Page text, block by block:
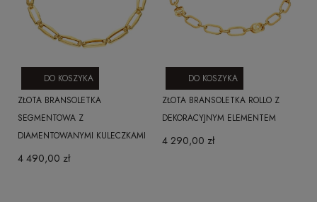
ZŁOTA BRANSOLETKA
SEGMENTOWA Z
DIAMENTOWANYMI KULECZKAMI
4 490,00 zł
DO KOSZYKA
ZŁOTA BRANSOLETKA ROLLO Z
DEKORACYJNYM ELEMENTEM
4 290,00 zł
DO KOSZYKA